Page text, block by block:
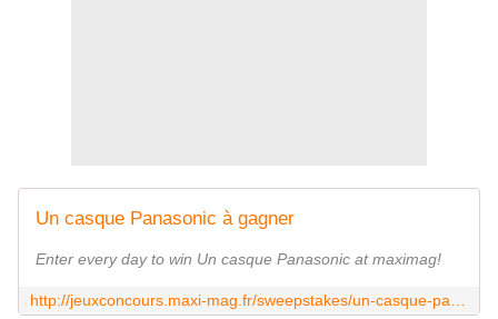
Un casque Panasonic à gagner
Enter every day to win Un casque Panasonic at maximag!